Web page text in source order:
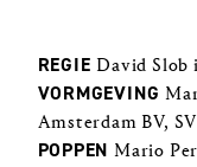
REGIEDavid Slob
VORMGEVING
Amsterdam BV,
POPPENMario